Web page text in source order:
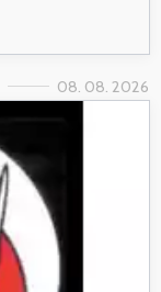
08. 08. 2026